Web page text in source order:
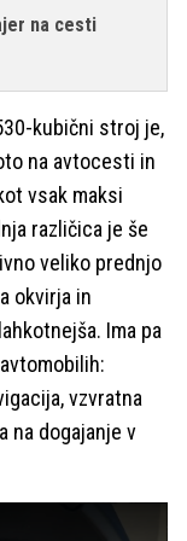
na cesti
kubični stroj je,
na avtocesti in
vsak maksi
različica je še
veliko prednjo
okvirja in
Ima pa
vzvratna
na dogajanje v